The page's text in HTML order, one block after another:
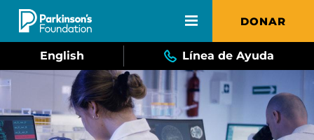
Skip to main content DONAR
English Línea de Ayuda